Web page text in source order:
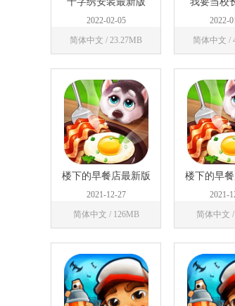
2022-02-05
简体中文 / 23.27MB
2022-
简体中文 /
楼下的早餐店最新版
2021-12-27
简体中文 / 126MB
楼下的早
2021-
简体中文